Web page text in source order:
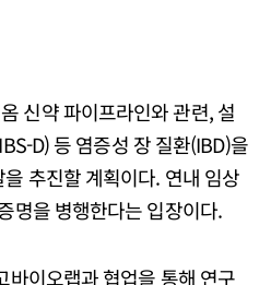
신약 파이프라인와 관련, 설
D) 등 염증성 장 질환(IBD)을
추진할 계획이다. 연내 임상
명을 병행한다는 입장이다.
바이오랩과 협업을 통해 연구